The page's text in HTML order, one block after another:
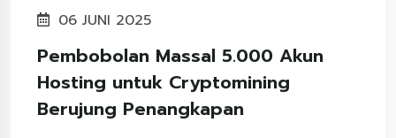
06 JUNI 2025
Pembobolan Massal 5.000 Akun
Hosting untuk Cryptomining
Berujung Penangkapan